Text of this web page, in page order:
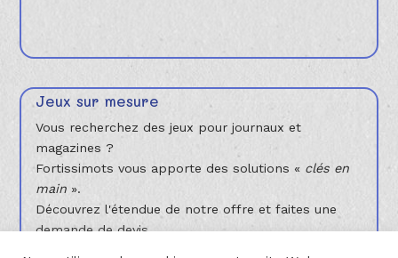
Jeux sur mesure
Vous recherchez des jeux pour journaux et
magazines ?
Fortissimots vous apporte des solutions « clés en
main ».
Découvrez l'étendue de notre offre et faites une
demande de devis.